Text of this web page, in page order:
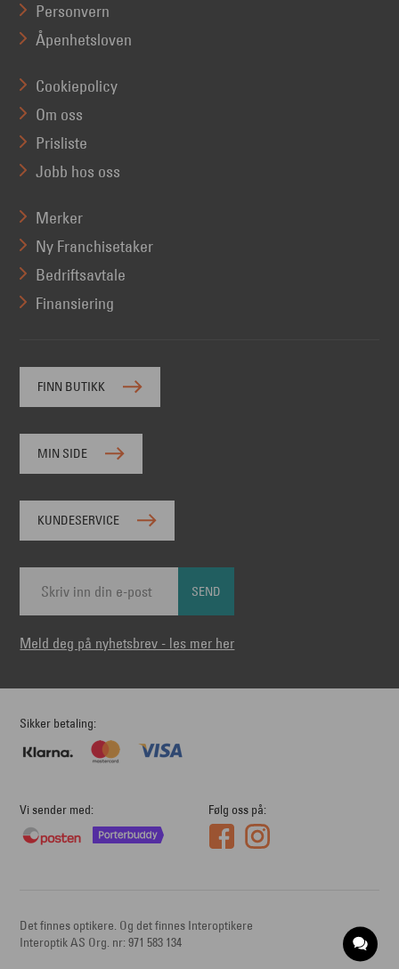
Personvern
Åpenhetsloven
Cookiepolicy
Om oss
Prisliste
Jobb hos oss
Merker
Ny Franchisetaker
Bedriftsavtale
Finansiering
FINN BUTIKK
MIN SIDE
KUNDESERVICE
SEND
Meld deg på nyhetsbrev - les mer her
Sikker betaling
Vi sender med Følg oss på
Det finnes optikere. Og det finnes Interoptikere
Interoptik AS Org. nr: 971 583 134